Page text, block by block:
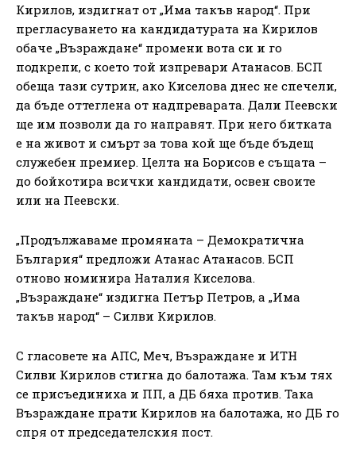
Кирилов, издигнат от „Има такъв народ“. При
прегласуването на кандидатурата на Кирилов
обаче „Възраждане“ промени вота си и го
подкрепи, с което той изпревари Атанасов. БСП
обеща тази сутрин, ако Киселова днес не спечели,
да бъде оттеглена от надпреварата. Дали Пеевски
ще им позволи да го направят. При него битката
е на живот и смърт за това кой ще бъде бъдещ
служебен премиер. Целта на Борисов е същата –
до бойкотира всички кандидати, освен своите
или на Пеевски.
„Продължаваме промяната – Демократична
България“ предложи Атанас Атанасов. БСП
отново номинира Наталия Киселова.
„Възраждане“ издигна Петър Петров, а „Има
такъв народ“ – Силви Кирилов.
С гласовете на АПС, Меч, Възраждане и ИТН
Силви Кирилов стигна до балотажа. Там към тях
се присъединиха и ПП, а ДБ бяха против. Така
Възраждане прати Кирилов на балотажа, но ДБ го
спря от председателския пост.